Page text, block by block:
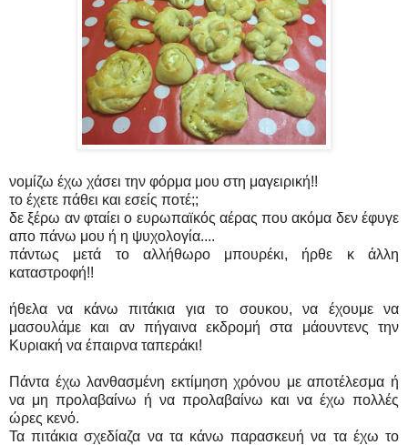
νομίζω έχω χάσει την φόρμα μου στη μαγειρική!!
το έχετε πάθει και εσείς ποτέ;;
δε ξέρω αν φταίει ο ευρωπαϊκός αέρας που ακόμα δεν έφυγε
απο πάνω μου ή η ψυχολογία....
πάντως μετά το αλλήθωρο μπουρέκι, ήρθε κ άλλη
καταστροφή!!
ήθελα να κάνω πιτάκια για το σουκου, να έχουμε να
μασουλάμε και αν πήγαινα εκδρομή στα μάουντενς την
Κυριακή να έπαιρνα ταπεράκι!
Πάντα έχω λανθασμένη εκτίμηση χρόνου με αποτέλεσμα ή
να μη προλαβαίνω ή να προλαβαίνω και να έχω πολλές
ώρες κενό.
Τα πιτάκια σχεδίαζα να τα κάνω παρασκευή να τα έχω το